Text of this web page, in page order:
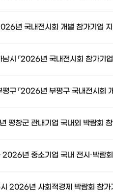
년 국내전시회 개별 참가기업
시 「2026년 국내전시회 참가기
구 「2026년 부평구 국내전시회
평창군 관내기업 국내외 박람회
2026년 중소기업 국내 전시·박람
시 2026년 사회적경제 박람회 참